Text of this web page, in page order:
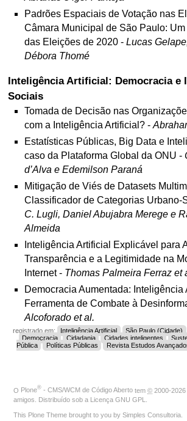
Padrões Espaciais de Votação nas
Câmara Municipal de São Paulo:
das Eleições de 2020 -Lucas
Débora Thomé
Inteligência Artificial: Democracia e
Sociais
Tomada de Decisão nas
com a Inteligência Artificial? -
Estatísticas Públicas, Big Data e
caso da Plataforma Global da ONU -
d’Alva e Edemilson Paraná
Mitigação de Viés de Datasets
Classificador de Categorias Urbano-
C. Lugli, Daniel Abujabra Merege e
Almeida
Inteligência Artificial Explicável para
Transparência e a Legitimidade na
Internet - Thomas Palmeira Ferraz et
Democracia Aumentada: Inteligência
Ferramenta de Combate à
Alcoforado et al.
registrado em: Inteligência Artificial São Paulo (Cidade)
Democracia
Cidadania Cidades inteligentes
Pública
Políticas Públicas Revista Estudos
O Plone® - CMS/WCM de Código Aberto tem © 2000-2026
amigos. Distribuído sob a
Licença GNU GPL
This Plone Theme brought to you by Simples Consultoria